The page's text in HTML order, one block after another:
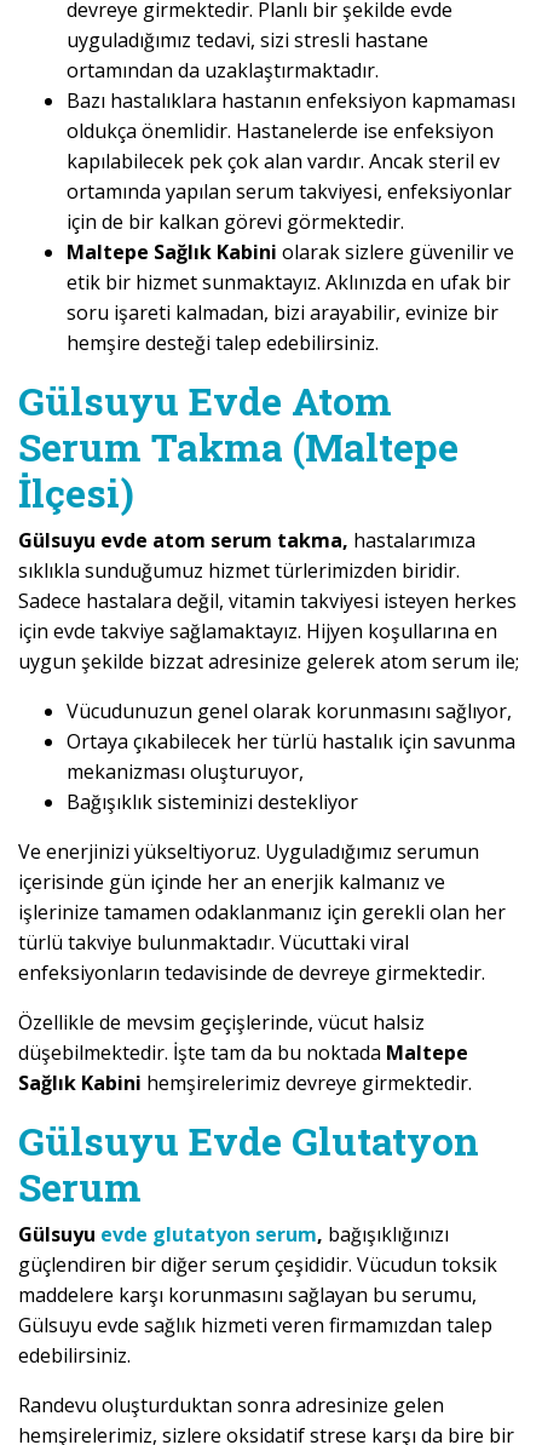
devreye girmektedir. Planlı bir şekilde evde
uyguladığımız tedavi, sizi stresli hastane
ortamından da uzaklaştırmaktadır.
Bazı hastalıklara hastanın enfeksiyon kapmaması
oldukça önemlidir. Hastanelerde ise enfeksiyon
kapılabilecek pek çok alan vardır. Ancak steril ev
ortamında yapılan serum takviyesi, enfeksiyonlar
için de bir kalkan görevi görmektedir.
Maltepe Sağlık Kabini olarak sizlere güvenilir ve
etik bir hizmet sunmaktayız. Aklınızda en ufak bir
soru işareti kalmadan, bizi arayabilir, evinize bir
hemşire desteği talep edebilirsiniz.
Gülsuyu Evde Atom
Serum Takma (Maltepe
İlçesi)
Gülsuyu evde atom serum takma, hastalarımıza
sıklıkla sunduğumuz hizmet türlerimizden biridir.
Sadece hastalara değil, vitamin takviyesi isteyen herkes
için evde takviye sağlamaktayız. Hijyen koşullarına en
uygun şekilde bizzat adresinize gelerek atom serum ile;
Vücudunuzun genel olarak korunmasını sağlıyor,
Ortaya çıkabilecek her türlü hastalık için savunma
mekanizması oluşturuyor,
Bağışıklık sisteminizi destekliyor
Ve enerjinizi yükseltiyoruz. Uyguladığımız serumun
içerisinde gün içinde her an enerjik kalmanız ve
işlerinize tamamen odaklanmanız için gerekli olan her
türlü takviye bulunmaktadır. Vücuttaki viral
enfeksiyonların tedavisinde de devreye girmektedir.
Özellikle de mevsim geçişlerinde, vücut halsiz
düşebilmektedir. İşte tam da bu noktada Maltepe
Sağlık Kabini hemşirelerimiz devreye girmektedir.
Gülsuyu Evde Glutatyon
Serum
Gülsuyu evde glutatyon serum, bağışıklığınızı
güçlendiren bir diğer serum çeşididir. Vücudun toksik
maddelere karşı korunmasını sağlayan bu serumu,
Gülsuyu evde sağlık hizmeti veren firmamızdan talep
edebilirsiniz.
Randevu oluşturduktan sonra adresinize gelen
hemşirelerimiz, sizlere oksidatif strese karşı da bire bir